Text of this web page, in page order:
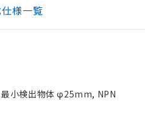
様一覧
小検出物体 φ25mm, NPN